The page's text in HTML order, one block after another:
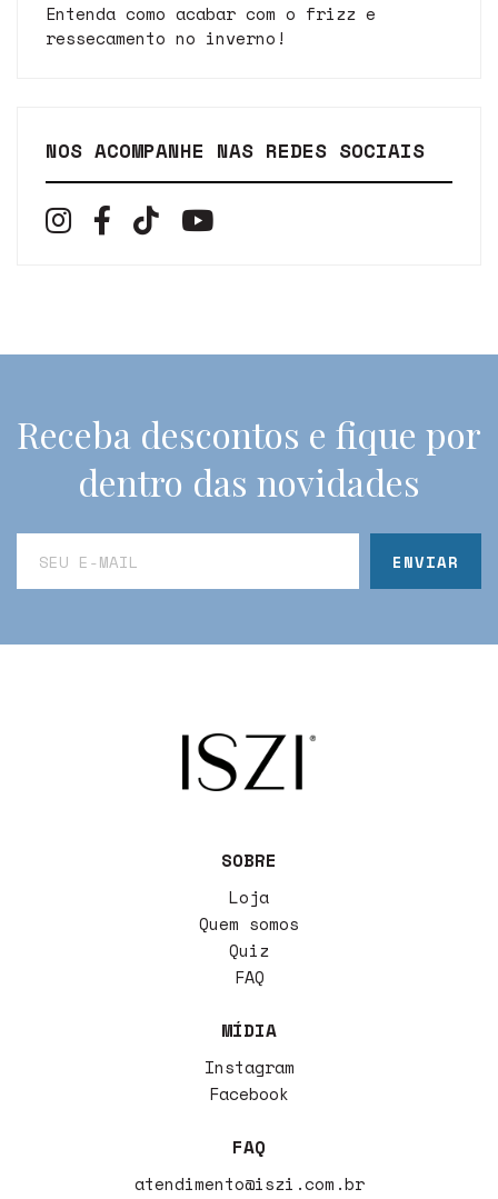
Entenda como acabar com o frizz e
ressecamento no inverno!
NOS ACOMPANHE NAS REDES SOCIAIS
Receba descontos e fique por
dentro das novidades
SOBRE
Loja
Quem somos
Quiz
FAQ
MÍDIA
Instagram
Facebook
FAQ
atendimento@iszi.com.br